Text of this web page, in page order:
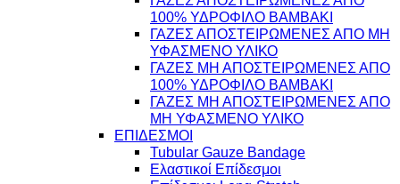
100% ΥΔΡΟΦΙΛΟ ΒΑΜΒΑΚΙ
ΓΑΖΕΣ ΑΠΟΣΤΕΙΡΩΜΕΝΕΣ ΑΠΟ ΜΗ
ΥΦΑΣΜΕΝΟ ΥΛΙΚΟ
ΓΑΖΕΣ ΜΗ ΑΠΟΣΤΕΙΡΩΜΕΝΕΣ ΑΠΟ
100% ΥΔΡΟΦΙΛΟ ΒΑΜΒΑΚΙ
ΓΑΖΕΣ ΜΗ ΑΠΟΣΤΕΙΡΩΜΕΝΕΣ ΑΠΟ
ΜΗ ΥΦΑΣΜΕΝΟ ΥΛΙΚΟ
ΕΠΙΔΕΣΜΟΙ
Tubular Gauze Bandage
Ελαστικοί Επίδεσμοι